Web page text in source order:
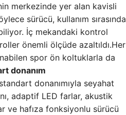
merkezinde yer alan kavisli
sürücü, kullanım sırasında
İç mekandaki kontrol
önemli ölçüde azaltıldı.Her
spor ön koltuklarla da
donanım
donanımıyla seyahat
adaptif LED farlar, akustik
hafıza fonksiyonlu sürücü